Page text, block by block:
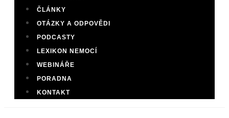
ČLÁNKY
OTÁZKY A ODPOVĚDI
PODCASTY
LEXIKON NEMOCÍ
WEBINÁŘE
PORADNA
KONTAKT